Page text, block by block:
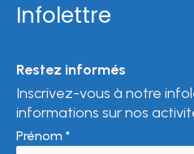
Infolettre
Restez informés
Inscrivez-vous à notre
informations sur nos
Prénom *